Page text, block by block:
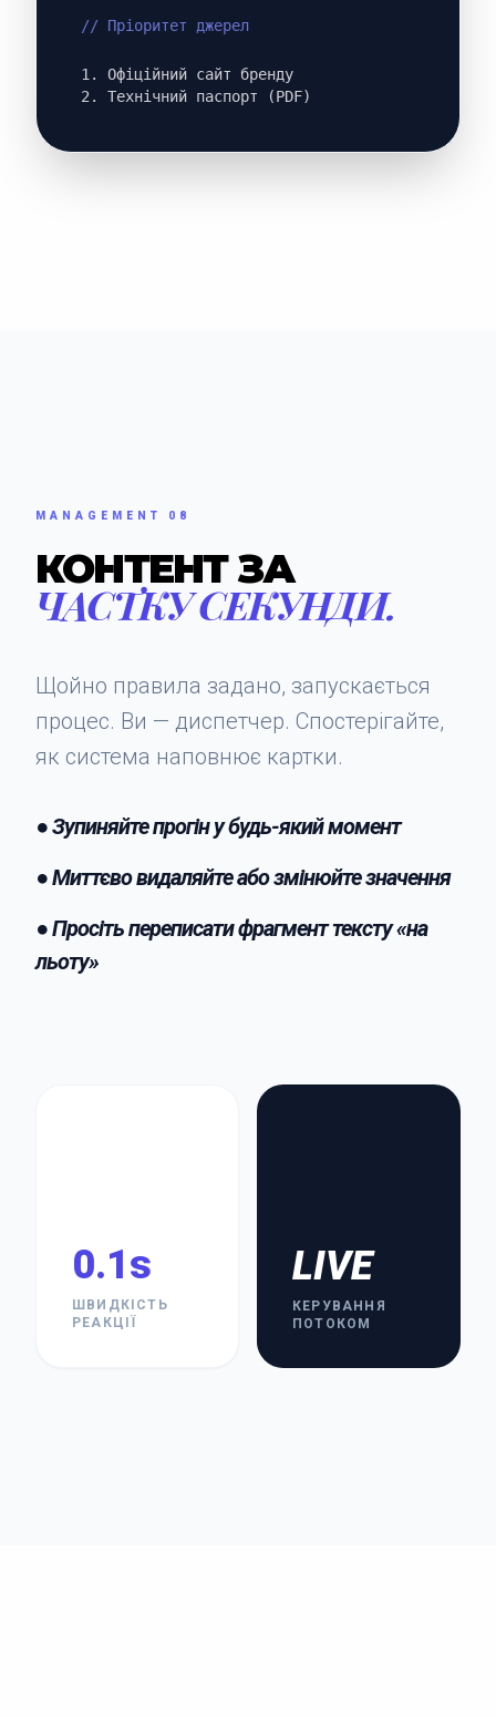
// Пріоритет джерел
1. Офіційний сайт бренду
2. Технічний паспорт (PDF)
0.1s
ШВИДКІСТЬ
РЕАКЦІЇ
LIVE
КЕРУВАННЯ
ПОТОКОМ
MANAGEMENT 08
КОНТЕНТ ЗА
ЧАСТКУ СЕКУНДИ.
Щойно правила задано, запускається
процес. Ви — диспетчер. Спостерігайте,
як система наповнює картки.
● Зупиняйте прогін у будь-який момент
● Миттєво видаляйте або змінюйте значення
● Просіть переписати фрагмент тексту «на
льоту»